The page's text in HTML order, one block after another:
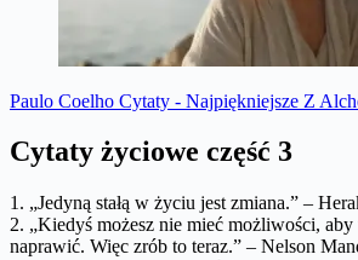
Paulo Coelho Cytaty - Najpiękniejsze Z
Cytaty życiowe część 3
1. „Jedyną stałą w życiu jest zmiana.” –
2. „Kiedyś możesz nie mieć możliwości,
naprawić. Więc zrób to teraz.” – Nelson